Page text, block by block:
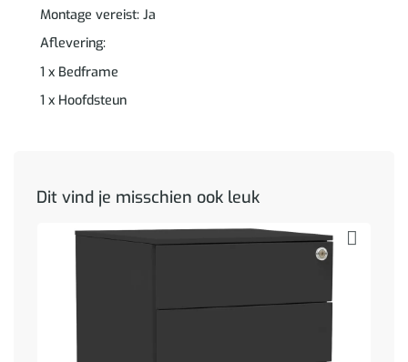
Montage vereist: Ja
Aflevering:
1 x Bedframe
1 x Hoofdsteun
Dit vind je misschien ook leuk